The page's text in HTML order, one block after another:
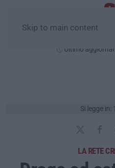
Skip to main content
Ultimo
Si legge in:
LA RETE